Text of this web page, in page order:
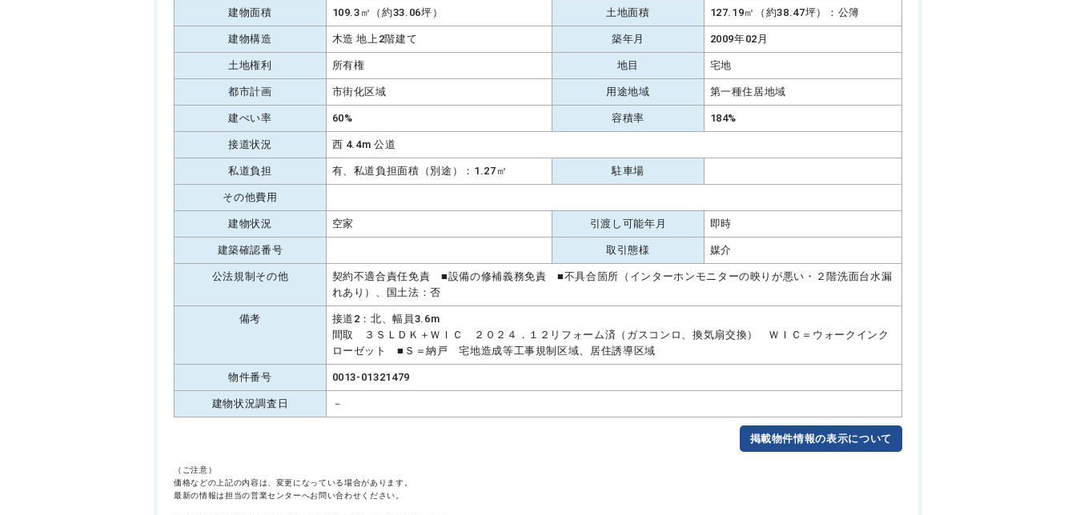
建物面積 109.3㎡（約33.06坪） 土地面積 127.19㎡（約38.47坪）：公簿
建物構造 木造 地上2階建て 築年月 2009年02月
土地権利 所有権 地目 宅地
都市計画 市街化区域 用途地域 第一種住居地域
建ぺい率 60% 容積率 184%
接道状況 西 4.4m 公道
私道負担 有、私道負担面積（別途）：1.27㎡ 駐車場
その他費用
建物状況 空家 引渡し可能年月 即時
建築確認番号 取引態様 媒介
公法規制その他
契約不適合責任免責 ■設備の修補義務免責 ■不具合箇所（インターホンモニターの映りが悪い・２階洗面台水漏
れあり）、国土法：否
備考
接道2：北、幅員3.6m
間取 ３ＳＬＤＫ＋ＷＩＣ ２０２４．１２リフォーム済（ガスコンロ、換気扇交換） ＷＩＣ＝ウォークインク
ローゼット ■Ｓ＝納戸 宅地造成等工事規制区域、居住誘導区域
物件番号 0013-01321479
建物状況調査日 －
掲載物件情報の表示について
（ご注意）
価格などの上記の内容は、変更になっている場合があります。
最新の情報は担当の営業センターへお問い合わせください。